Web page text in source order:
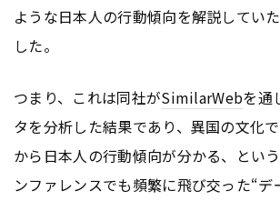
ような日本人の行動傾向を解説してい
した。
つまり、これは同社がSimilarWebを通
タを分析した結果であり、異国の文化
から日本人の行動傾向が分かる、とい
ンファレンスでも頻繁に飛び交った“デ